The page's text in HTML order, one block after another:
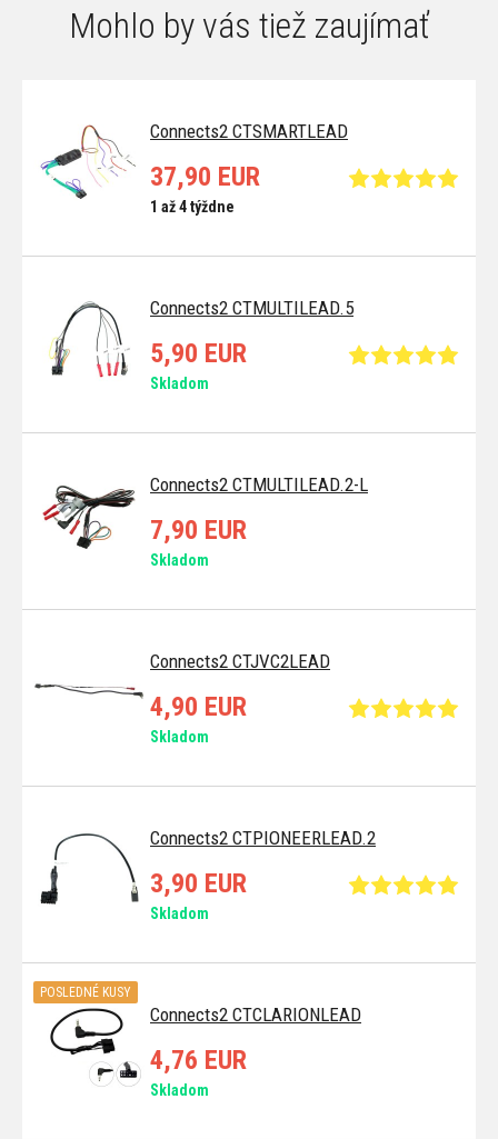
Mohlo by vás tiež zaujímať
Connects2 CTSMARTLEAD
37,90 EUR
1 až 4 týždne
Connects2 CTMULTILEAD.5
5,90 EUR
Skladom
Connects2 CTMULTILEAD.2-L
7,90 EUR
Skladom
Connects2 CTJVC2LEAD
4,90 EUR
Skladom
Connects2 CTPIONEERLEAD.2
3,90 EUR
Skladom
Connects2 CTCLARIONLEAD
POSLEDNÉ KUSY
4,76 EUR
Skladom